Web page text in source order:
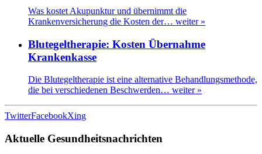
Was kostet Akupunktur und übernimmt die
Krankenversicherung die Kosten der… weiter »
Blutegeltherapie: Kosten Übernahme
Krankenkasse
Die Blutegeltherapie ist eine alternative Behandlungsmethode,
die bei verschiedenen Beschwerden… weiter »
TwitterFacebookXing
Aktuelle Gesundheitsnachrichten